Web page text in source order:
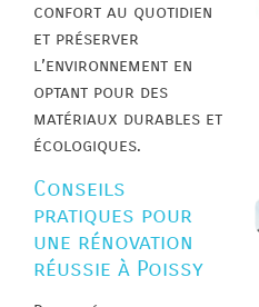
confort au quotidien
et préserver
l’environnement en
optant pour des
matériaux durables et
écologiques.
Conseils
pratiques pour
une rénovation
réussie à Poissy